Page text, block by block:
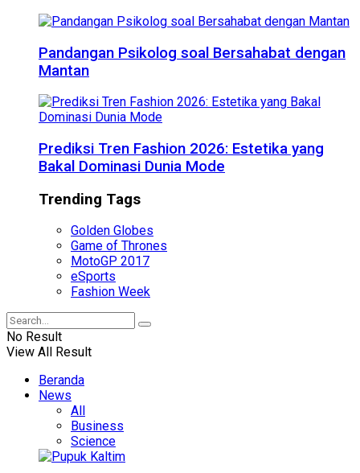
Pandangan Psikolog soal Bersahabat dengan
Mantan
Prediksi Tren Fashion 2026: Estetika yang
Bakal Dominasi Dunia Mode
Trending Tags
Golden Globes
Game of Thrones
MotoGP 2017
eSports
Fashion Week
No Result
View All Result
Beranda
News
All
Business
Science